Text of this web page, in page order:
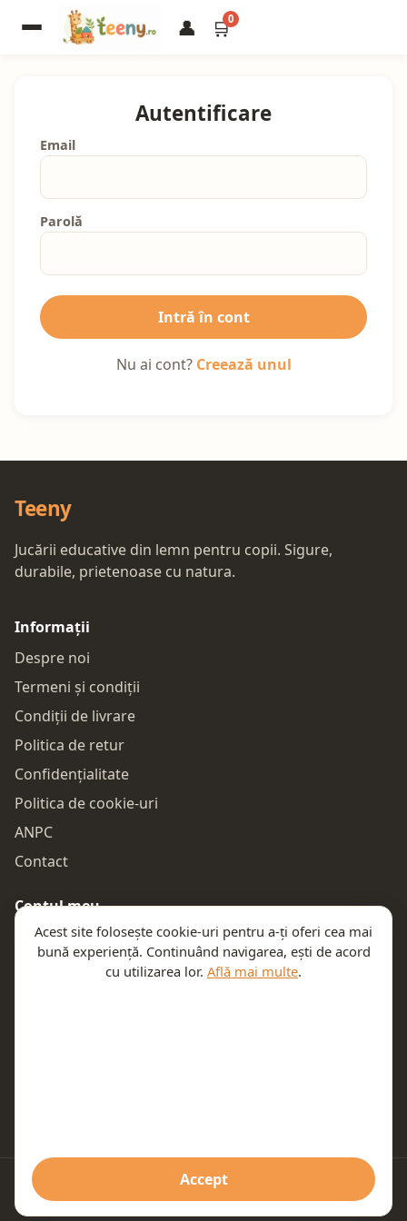
👤 🛒0
Autentificare
Email
Parolă
Intră în cont
Nu ai cont? Creează unul
Teeny
Jucării educative din lemn pentru copii. Sigure,
durabile, prietenoase cu natura.
Informații
Despre noi
Termeni și condiții
Condiții de livrare
Politica de retur
Confidențialitate
Politica de cookie-uri
ANPC
Contact
Contul meu
Autentificare
Comenzile mele
© 2026 Teeny. Toate drepturile rezervate.
Acest site folosește cookie-uri pentru a-ți oferi cea mai
bună experiență. Continuând navigarea, ești de acord
cu utilizarea lor. Află mai multe.
Accept